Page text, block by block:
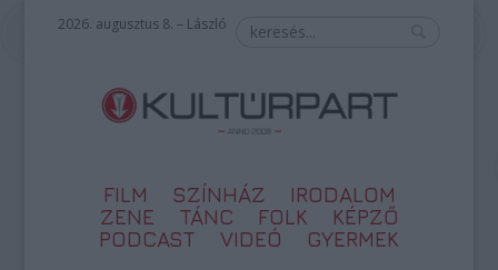
2026. augusztus 8. – László
FILM SZÍNHÁZ
IRODALOM
ZENE
TÁNC FOLK
KÉPZŐ
PODCAST
VIDEÓ GYERMEK